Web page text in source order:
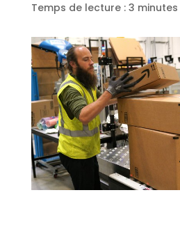
Temps de lecture : 3 minutes